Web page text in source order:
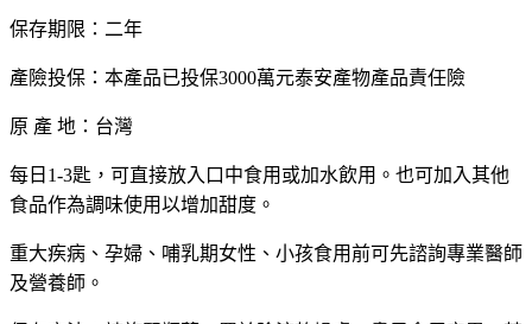
保存期限：二年
產險投保：本產品已投保3000萬元泰安產物產品責任險
原 產 地：台灣
每日1-3匙，可直接放入口中食用或加水飲用。也可加入其他
食品作為調味使用以增加甜度。
重大疾病、孕婦、哺乳期女性、小孩食用前可先諮詢專業醫師
及營養師。